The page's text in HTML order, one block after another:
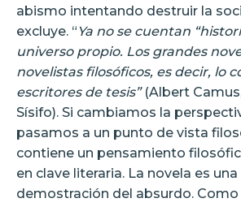
abismo intentando destruir la
excluye. “ Ya no se cuentan
universo propio. Los grandes
novelistas filosóficos, es decir, lo
escritores de tesis” (Albert
Sísifo). Si cambiamos la
pasamos a un punto de vista
contiene un pensamiento
en clave literaria. La novela es una
demostración del absurdo.